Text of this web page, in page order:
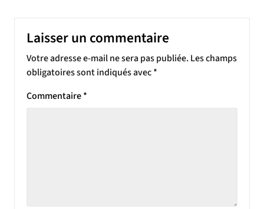
Laisser un commentaire
Votre adresse e-mail ne sera pas publiée. Les champs
obligatoires sont indiqués avec*
Commentaire*